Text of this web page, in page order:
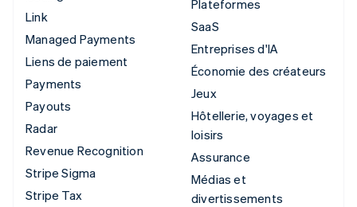
Link
Managed Payments
Liens de paiement
Payments
Payouts
Radar
Revenue Recognition
Stripe Sigma
Stripe Tax
Plateformes
SaaS
Entreprises d'IA
Économie des créateurs
Jeux
Hôtellerie, voyages et
loisirs
Assurance
Médias et
divertissements